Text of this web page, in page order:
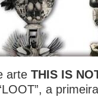
arte THIS IS
a